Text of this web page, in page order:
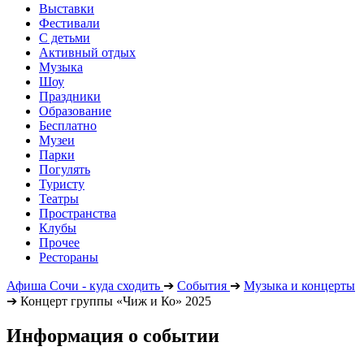
Выставки
Фестивали
С детьми
Активный отдых
Музыка
Шоу
Праздники
Образование
Бесплатно
Музеи
Парки
Погулять
Туристу
Театры
Пространства
Клубы
Прочее
Рестораны
Афиша Сочи - куда сходить ➔ События ➔ Музыка и концерты
➔ Концерт группы «Чиж и Ко» 2025
Информация о событии